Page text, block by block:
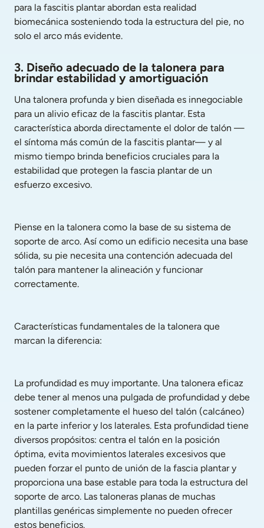
para la fascitis plantar abordan esta realidad
biomecánica sosteniendo toda la estructura del pie, no
solo el arco más evidente.
3. Diseño adecuado de la talonera para
brindar estabilidad y amortiguación
Una talonera profunda y bien diseñada es innegociable
para un alivio eficaz de la fascitis plantar. Esta
característica aborda directamente el dolor de talón —
el síntoma más común de la fascitis plantar— y al
mismo tiempo brinda beneficios cruciales para la
estabilidad que protegen la fascia plantar de un
esfuerzo excesivo.
Piense en la talonera como la base de su sistema de
soporte de arco. Así como un edificio necesita una base
sólida, su pie necesita una contención adecuada del
talón para mantener la alineación y funcionar
correctamente.
Características fundamentales de la talonera que
marcan la diferencia:
La profundidad es muy importante. Una talonera eficaz
debe tener al menos una pulgada de profundidad y debe
sostener completamente el hueso del talón (calcáneo)
en la parte inferior y los laterales. Esta profundidad tiene
diversos propósitos: centra el talón en la posición
óptima, evita movimientos laterales excesivos que
pueden forzar el punto de unión de la fascia plantar y
proporciona una base estable para toda la estructura del
soporte de arco. Las taloneras planas de muchas
plantillas genéricas simplemente no pueden ofrecer
estos beneficios.